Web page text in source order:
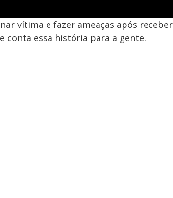
vítima e fazer ameaças após receber
conta essa história para a gente.